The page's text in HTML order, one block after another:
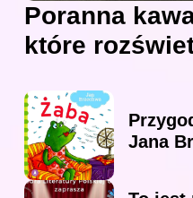
Poranna
które
Jana